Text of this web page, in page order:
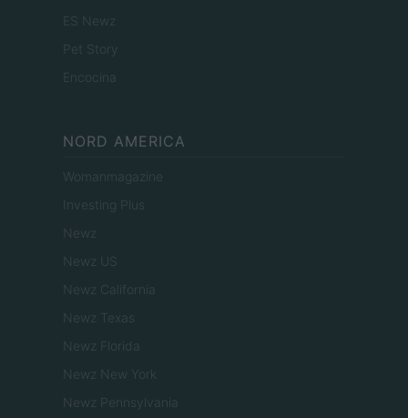
ES Newz
Pet Story
Encocina
NORD AMERICA
Womanmagazine
Investing Plus
Newz
Newz US
Newz California
Newz Texas
Newz Florida
Newz New York
Newz Pennsylvania